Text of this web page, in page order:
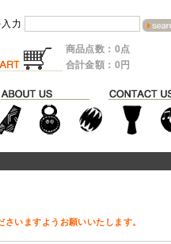
力
商品点数：0点
合計金額：0円
いますようお願いいたします。